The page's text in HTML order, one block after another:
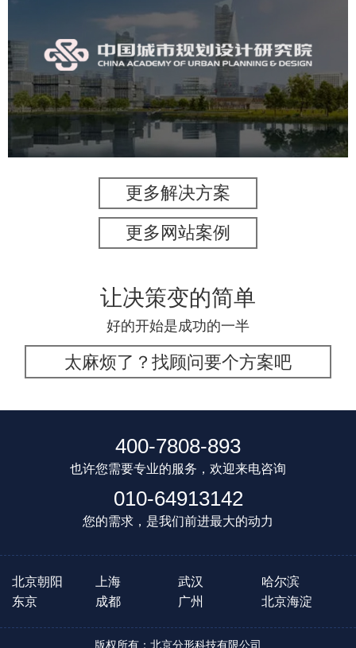
中国城市规划设计研究院
机构组织 国企 品牌官网 网站建设 网站设计
更多解决方案
更多网站案例
让决策变的简单
好的开始是成功的一半
太麻烦了？找顾问要个方案吧
400-7808-893
也许您需要专业的服务，欢迎来电咨询
010-64913142
您的需求，是我们前进最大的动力
北京朝阳 上海 武汉
哈尔滨
东京
成都 广州 北京海淀
版权所有：北京分形科技有限公司